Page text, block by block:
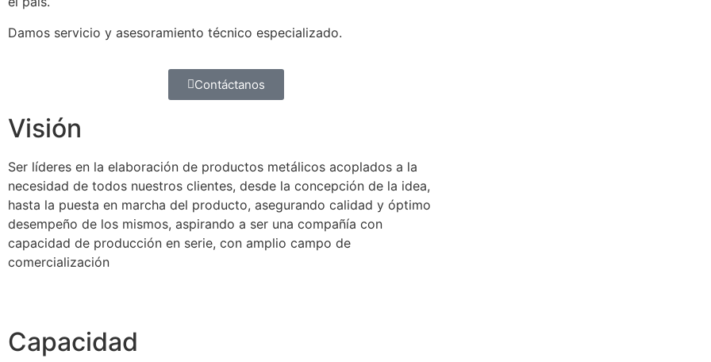
Damos servicio y asesoramiento técnico especializado.
Contáctanos
Visión
Ser líderes en la elaboración de productos metálicos acoplados a la
necesidad de todos nuestros clientes, desde la concepción de la idea,
hasta la puesta en marcha del producto, asegurando calidad y óptimo
desempeño de los mismos, aspirando a ser una compañía con
capacidad de producción en serie, con amplio campo de
comercialización
Capacidad